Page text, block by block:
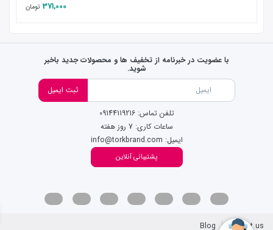
371,000 تومان
با عضویت در خبرنامه از تخفیف ها و محصولات جدید باخبر
شوید.
ثبت ایمیل
پشتیبانی آنلاین
تلفن تماس: 09144119216
ساعات کاری: 7 روز هفته
ایمیل: info@torkbrand.com
Contact us
Blog